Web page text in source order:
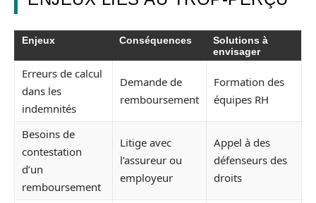
Enjeux Conséquences
Solutions à
envisager
Erreurs de calcul
dans les
indemnités
Demande de
remboursement
Formation des
équipes RH
Besoins de
contestation
d’un
remboursement
Litige avec
l’assureur ou
employeur
Appel à des
défenseurs des
droits